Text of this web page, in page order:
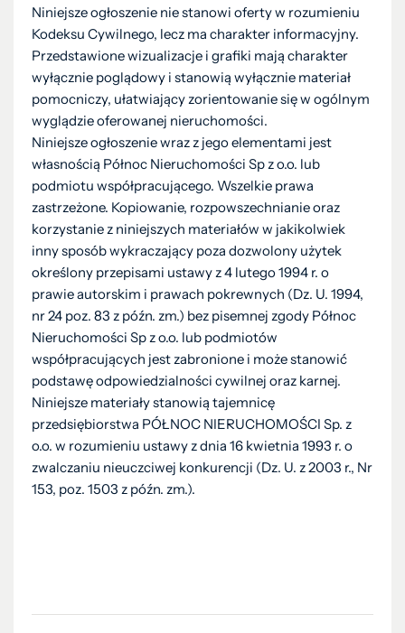
Niniejsze ogłoszenie nie stanowi oferty w rozumieniu
Kodeksu Cywilnego, lecz ma charakter informacyjny.
Przedstawione wizualizacje i grafiki mają charakter
wyłącznie poglądowy i stanowią wyłącznie materiał
pomocniczy, ułatwiający zorientowanie się w ogólnym
wyglądzie oferowanej nieruchomości.
Niniejsze ogłoszenie wraz z jego elementami jest
własnością Północ Nieruchomości Sp z o.o. lub
podmiotu współpracującego. Wszelkie prawa
zastrzeżone. Kopiowanie, rozpowszechnianie oraz
korzystanie z niniejszych materiałów w jakikolwiek
inny sposób wykraczający poza dozwolony użytek
określony przepisami ustawy z 4 lutego 1994 r. o
prawie autorskim i prawach pokrewnych (Dz. U. 1994,
nr 24 poz. 83 z późn. zm.) bez pisemnej zgody Północ
Nieruchomości Sp z o.o. lub podmiotów
współpracujących jest zabronione i może stanowić
podstawę odpowiedzialności cywilnej oraz karnej.
Niniejsze materiały stanowią tajemnicę
przedsiębiorstwa PÓŁNOC NIERUCHOMOŚCI Sp. z
o.o. w rozumieniu ustawy z dnia 16 kwietnia 1993 r. o
zwalczaniu nieuczciwej konkurencji (Dz. U. z 2003 r., Nr
153, poz. 1503 z późn. zm.).